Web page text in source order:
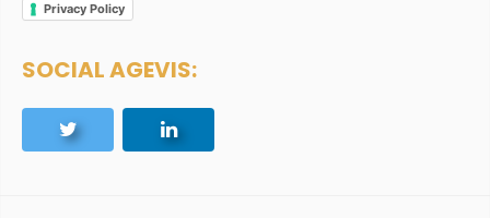
Privacy Policy
SOCIAL AGEVIS: